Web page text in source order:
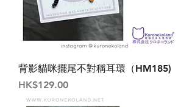
背影貓咪擺尾不對稱耳環（HM185)
價格
HK$129.00